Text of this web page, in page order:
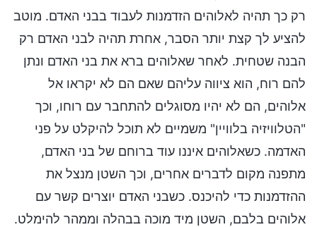
רק כך תהיה לאלוהים הזדמנות לעבוד בבני האדם. מוטב
להציע לך קצת יותר הסבר, אחרת תהיה לבני האדם רק
הבנה שטחית. לאחר שאלוהים ברא את בני האדם ונתן
להם רוח, הוא ציווה עליהם שאם הם לא יקראו אל
אלוהים, הם לא יהיו מסוגלים להתחבר עם רוחו, וכך
"הטלוויזיה בלוויין" משמיים לא תוכל להיקלט על פני
האדמה. כשאלוהים איננו עוד ברוחם של בני האדם,
מתפנה מקום לדברים אחרים, וכך השטן מנצל את
ההזדמנות כדי להיכנס. כשבני האדם יוצרים קשר עם
אלוהים בלבם, השטן מיד מוכה בבהלה וממהר להימלט.